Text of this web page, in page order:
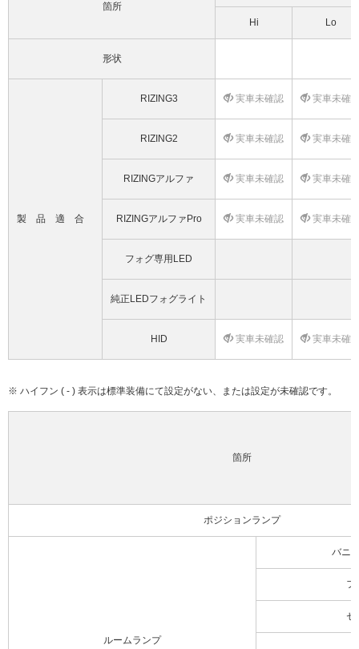
箇所
Hi Lo
形状
製品適合
RIZING3 実車未確認 実車未確
RIZING2 実車未確認 実車未確
RIZINGアルファ 実車未確認 実車未確
RIZINGアルファPro 実車未確認 実車未確
フォグ専用LED
純正LEDフォグライト
HID 実車未確認 実車未確
※ ハイフン ( - ) 表示は標準装備にて設定がない、または設定が未確認です。
箇所
ポジションランプ
ルームランプ
バニ
フ
セ